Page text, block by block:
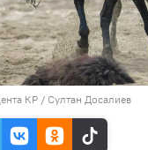
КР / Султан Досалиев